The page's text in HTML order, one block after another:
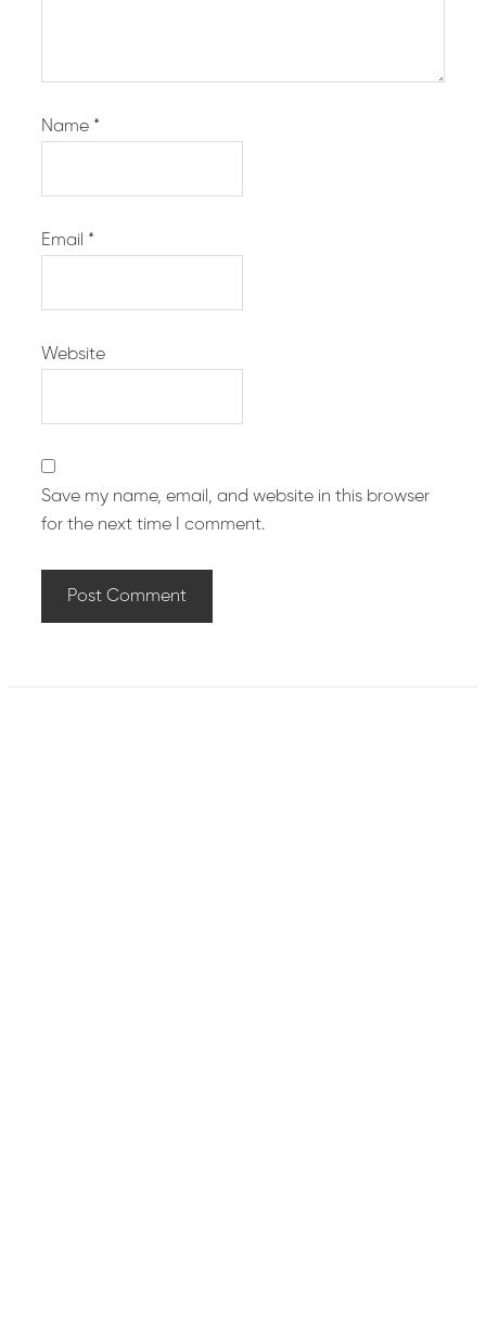
Name *
Email *
Website
Save my name, email, and website in this browser
for the next time I comment.